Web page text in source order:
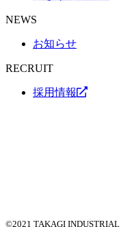
NEWS
お知らせ
RECRUIT
採用情報
©2021 TAKAGI INDUSTRIAL